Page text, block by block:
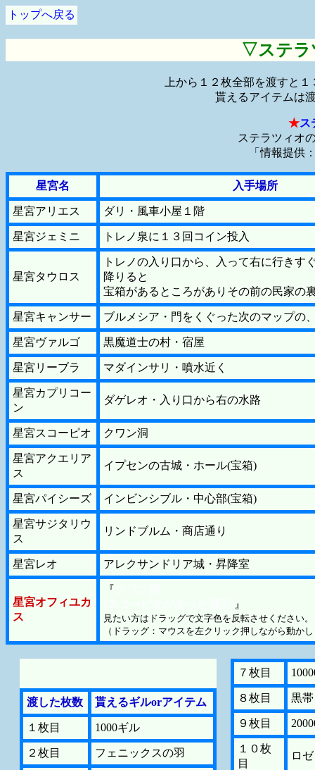
トップへ戻る
▽ステラ
上から１２枚全部を渡すと
貰えるアイテムは
★ス
ステラツィオ
「情報提供
星宮名 入手場所
星宮アリエス ダリ・風車小屋１階
星宮ジェミニ トレノ泉に１３回コイン投入
星宮タウロス
トレノの入り口から、入って右に行きす
降りると
宝箱があるところがありその前の民家の
星宮キャンサー ブルメシア・門をくぐった次のマップの
星宮ヴァルゴ 黒魔道士の村・宿屋
星宮リーブラ マダインサリ・噴水近く
星宮カプリコー
ン
ダゲレオ・入り口から右の水路
星宮スコーピオ クワン洞
星宮アクエリア
ス
イプセンの古城・ホール(宝箱)
星宮パイシーズ インビンシブル・中心部(宝箱)
星宮サジタリウ
ス
リンドブルム・商店通り
星宮レオ アレクサンドリア城・昇降室
星宮オフィユカ
ス
『
』
見たい方はドラッグで文字色を反転させください。
（ドラッグ：マウスを左クリック押しながら動か
渡した枚数 貰えるギルorアイテム
１枚目 1000ギル
２枚目 フェニックスの羽
７枚目
８枚目 黒帯
９枚目
１０枚
目
ロ